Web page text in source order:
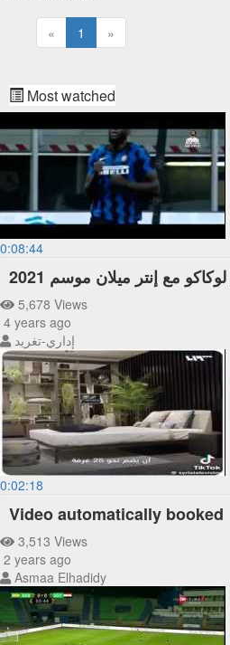
« 1 »
Most watched
0:08:44
مع إنتر ميلان موسم 2021
5,678 Views
4 years ago
إداري-تغريد
0:02:18
Video automatically booked
3,513 Views
2 years ago
Asmaa Elhadidy